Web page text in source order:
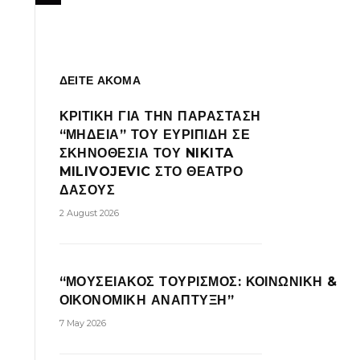
ΔΕΙΤΕ ΑΚΟΜΑ
ΚΡΙΤΙΚΗ ΓΙΑ ΤΗΝ ΠΑΡΑΣΤΑΣΗ
“ΜΗΔΕΙΑ” ΤΟΥ ΕΥΡΙΠΙΔΗ ΣΕ
ΣΚΗΝΟΘΕΣΙΑ ΤΟΥ NIKITA
MILIVOJEVIC ΣΤΟ ΘΕΑΤΡΟ
ΔΑΣΟΥΣ
2 August 2026
“ΜΟΥΣΕΙΑΚΟΣ ΤΟΥΡΙΣΜΟΣ: ΚΟΙΝΩΝΙΚΗ &
ΟΙΚΟΝΟΜΙΚΗ ΑΝΑΠΤΥΞΗ”
7 May 2026